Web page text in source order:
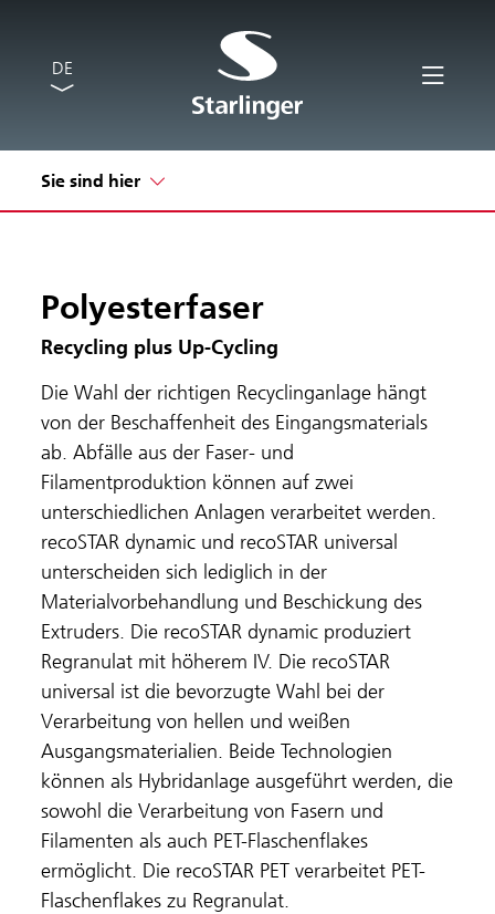
DE
Sie sind hier
Polyesterfaser
Recycling plus Up-Cycling
Die Wahl der richtigen Recyclinganlage hängt
von der Beschaffenheit des Eingangsmaterials
ab. Abfälle aus der Faser- und
Filamentproduktion können auf zwei
unterschiedlichen Anlagen verarbeitet werden.
recoSTAR dynamic und recoSTAR universal
unterscheiden sich lediglich in der
Materialvorbehandlung und Beschickung des
Extruders. Die recoSTAR dynamic produziert
Regranulat mit höherem IV. Die recoSTAR
universal ist die bevorzugte Wahl bei der
Verarbeitung von hellen und weißen
Ausgangsmaterialien. Beide Technologien
können als Hybridanlage ausgeführt werden, die
sowohl die Verarbeitung von Fasern und
Filamenten als auch PET-Flaschenflakes
ermöglicht. Die recoSTAR PET verarbeitet PET-
Flaschenflakes zu Regranulat.